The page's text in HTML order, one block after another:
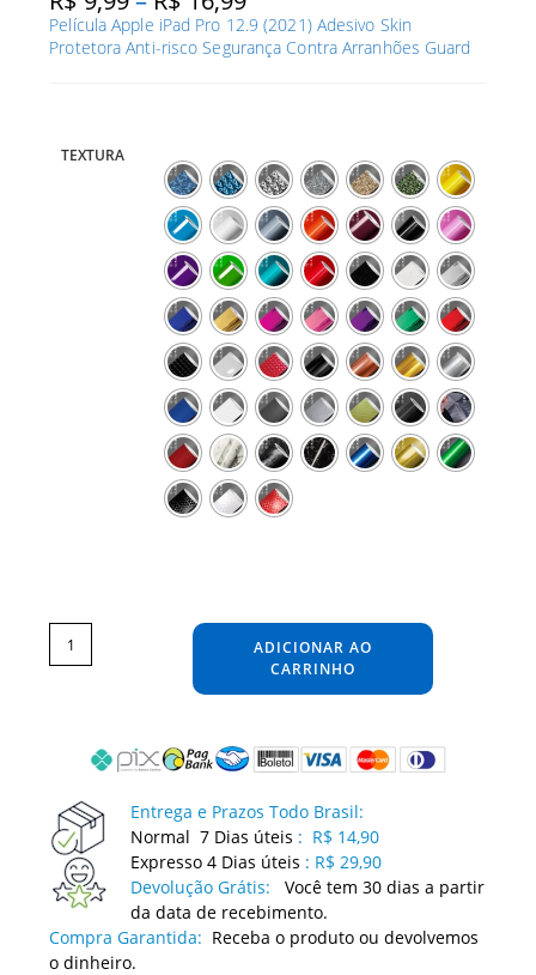
preço:
R$ 9,99
através
Película Apple iPad Pro 12.9 (2021) Adesivo Skin
Protetora Anti-risco Segurança Contra Arranhões Guard
TEXTURA
Película
Apple
iPad
Pro
12.9
(2021)
Guard
quantidade
ADICIONAR AO
CARRINHO
Entrega e Prazos Todo Brasil:
Normal 7 Dias úteis : R$ 14,90
Expresso 4 Dias úteis : R$ 29,90
Devolução Grátis:
Você tem 30 dias a partir
da data de recebimento.
Compra Garantida: Receba o produto ou devolvemos
o dinheiro.